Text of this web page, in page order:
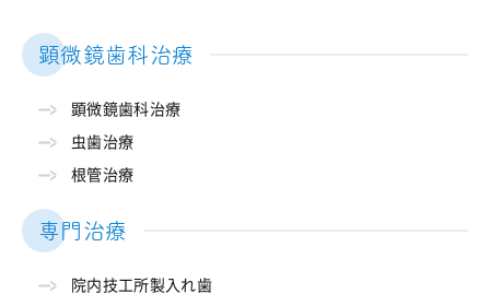
顕微鏡歯科治療
顕微鏡歯科治療
虫歯治療
根管治療
専門治療
院内技工所製入れ歯